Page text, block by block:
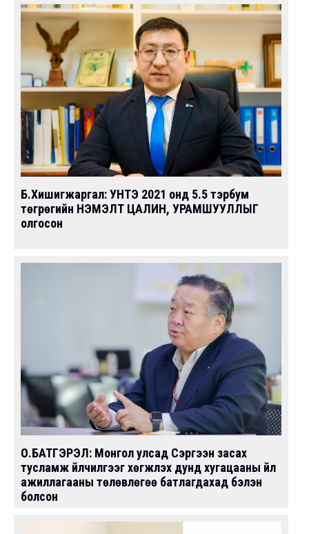
Б.Хишигжаргал: УНТЭ 2021 онд 5.5 тэрбум
төгрөгийн НЭМЭЛТ ЦАЛИН, УРАМШУУЛЛЫГ
олгосон
О.БАТГЭРЭЛ: Монгол улсад Сэргээн засах
тусламж үйлчилгээг хөгжүүлэх дунд хугацааны үйл
ажиллагааны төлөвлөгөө батлагдахад бэлэн
болсон